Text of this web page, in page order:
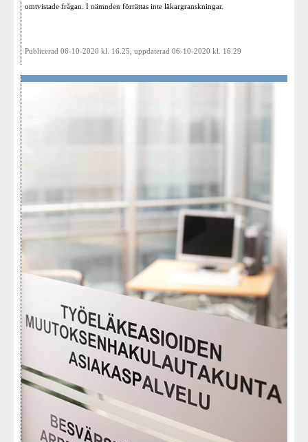
omtvistade frågan. I nämnden förrättas inte läkargranskningar.
Publicerad 06-10-2020 kl. 16.25, uppdaterad 06-10-2020 kl. 16.29